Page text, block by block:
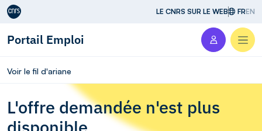
Aller au contenu LE CNRS SUR LE WEB FREN
Portail Emploi
Voir le fil d'ariane
L'offre demandée n'est plus